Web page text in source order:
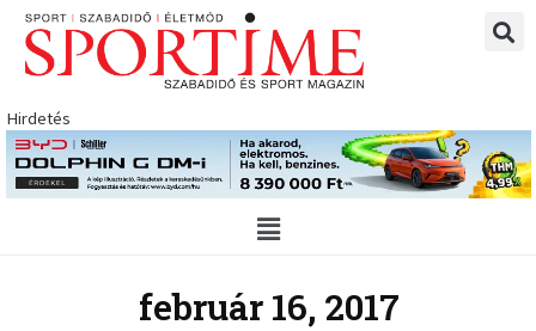
Skip
content
Hirdetés
Main
Menu
február 16, 2017